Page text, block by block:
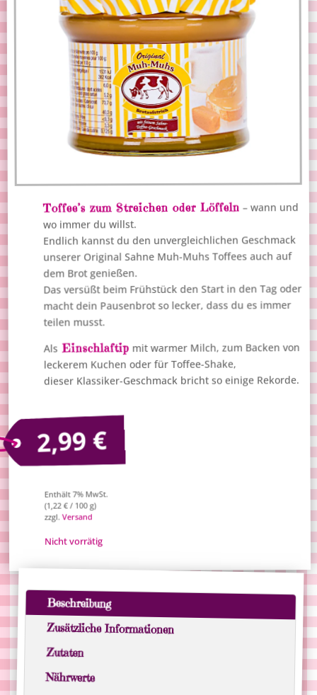
Toffee’s zum Streichen oder Löffeln – wann und
wo immer du willst.
Endlich kannst du den unvergleichlichen Geschmack
unserer Original Sahne Muh-Muhs Toffees auch auf
dem Brot genießen.
Das versüßt beim Frühstück den Start in den Tag oder
macht dein Pausenbrot so lecker, dass du es immer
teilen musst.
Als Einschlaftip mit warmer Milch, zum Backen von
leckerem Kuchen oder für Toffee-Shake,
dieser Klassiker-Geschmack bricht so einige Rekorde.
2,99€
Enthält 7% MwSt.
(1,22€/ 100 g)
zzgl.Versand
Nicht vorrätig
Beschreibung
Zusätzliche Informationen
Zutaten
Nährwerte